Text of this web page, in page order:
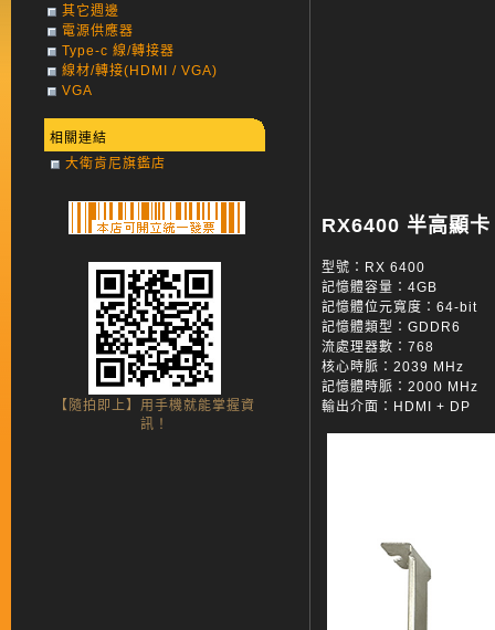
RX6400 半高顯
型號：RX 6400
記憶體容量：4GB
記憶體位元寬度：64-bit
記憶體類型：GDDR6
流處理器數：768
核心時脈：2039 MHz
記憶體時脈：2000 MHz
輸出介面：HDMI + DP
其它週邊
電源供應器
Type-c 線/轉接器
線材/轉接(HDMI / VGA)
VGA
相關連結
大衛肯尼旗鑑店
【隨拍即上】用手機就能掌握資
訊！